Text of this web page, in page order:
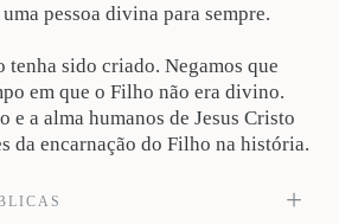
pessoa divina para sempre.
tenha sido criado. Negamos que
em que o Filho não era divino.
e a alma humanos de Jesus Cristo
da encarnação do Filho na história.